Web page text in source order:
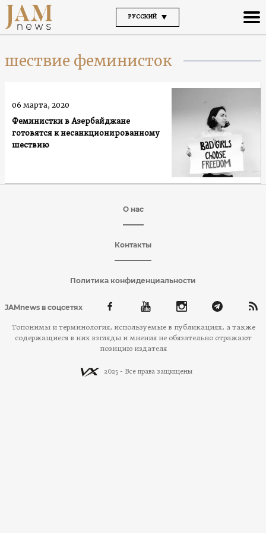
РУССКИЙ
шествие феминисток
Феминистки в Азербайджане
готовятся к несанкционированному
шествию
06 марта, 2020
О нас
Контакты
Политика конфиденциальности
JAMnews в соцсетях
Топонимы и терминология, используемые в публикациях, а также
содержащиеся в них взгляды и мнения не обязательно отражают
позицию издателя
2025 - Все права защищены